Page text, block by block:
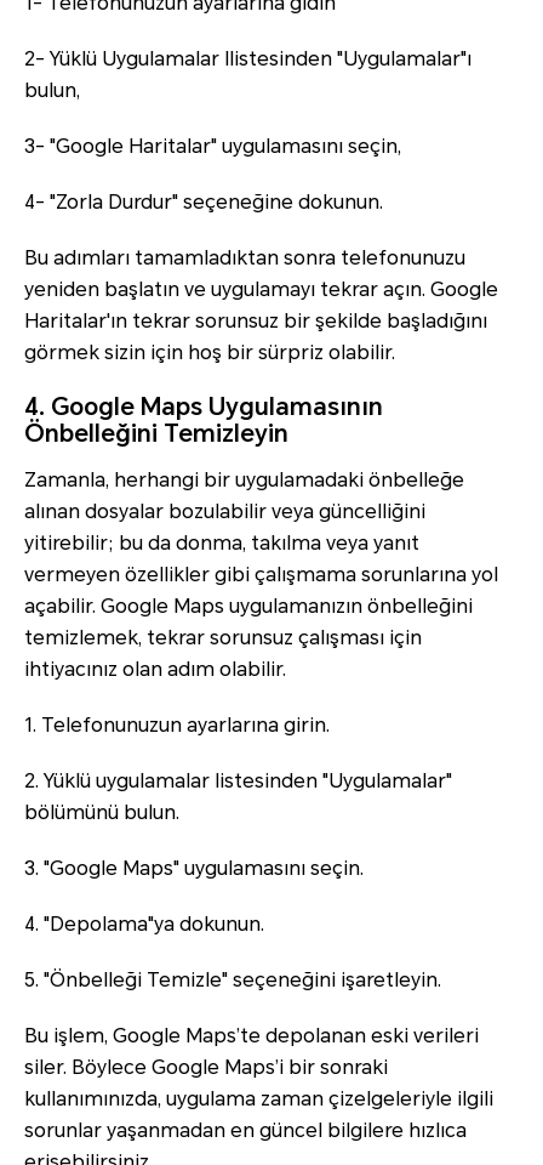
2- Yüklü Uygulamalar llistesinden "Uygulamalar"ı
bulun,
3- "Google Haritalar" uygulamasını seçin,
4- "Zorla Durdur" seçeneğine dokunun.
Bu adımları tamamladıktan sonra telefonunuzu
yeniden başlatın ve uygulamayı tekrar açın. Google
Haritalar'ın tekrar sorunsuz bir şekilde başladığını
görmek sizin için hoş bir sürpriz olabilir.
4. Google Maps Uygulamasının
Önbelleğini Temizleyin
Zamanla, herhangi bir uygulamadaki önbelleğe
alınan dosyalar bozulabilir veya güncelliğini
yitirebilir; bu da donma, takılma veya yanıt
vermeyen özellikler gibi çalışmama sorunlarına yol
açabilir. Google Maps uygulamanızın önbelleğini
temizlemek, tekrar sorunsuz çalışması için
ihtiyacınız olan adım olabilir.
1. Telefonunuzun ayarlarına girin.
2. Yüklü uygulamalar listesinden "Uygulamalar"
bölümünü bulun.
3. "Google Maps" uygulamasını seçin.
4. "Depolama"ya dokunun.
5. "Önbelleği Temizle" seçeneğini işaretleyin.
Bu işlem, Google Maps’te depolanan eski verileri
siler. Böylece Google Maps’i bir sonraki
kullanımınızda, uygulama zaman çizelgeleriyle ilgili
sorunlar yaşanmadan en güncel bilgilere hızlıca